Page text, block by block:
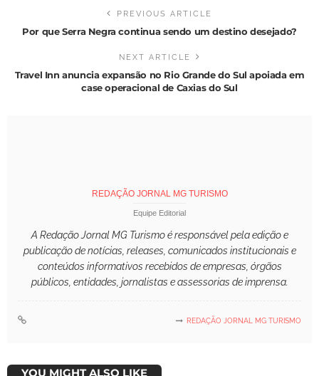
PREVIOUS ARTICLE
Por que Serra Negra continua sendo um destino desejado?
NEXT ARTICLE
Travel Inn anuncia expansão no Rio Grande do Sul apoiada em
case operacional de Caxias do Sul
REDAÇÃO JORNAL MG TURISMO
Equipe Editorial
A Redação Jornal MG Turismo é responsável pela edição e
publicação de notícias, releases, comunicados institucionais e
conteúdos informativos recebidos de empresas, órgãos
públicos, entidades, jornalistas e assessorias de imprensa.
REDAÇÃO JORNAL MG TURISMO
YOU MIGHT ALSO LIKE